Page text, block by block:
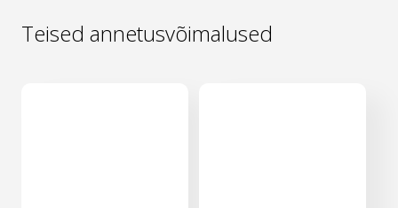
Teised annetusvõimalused